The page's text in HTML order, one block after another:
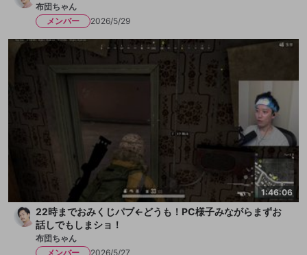
布団ちゃん
メンバー
2026/5/29
1:46:06
22時までおみくじパブ←どうも！PC様子みながらまずお
話しでもしまショ！
布団ちゃん
メンバー
2026/5/27